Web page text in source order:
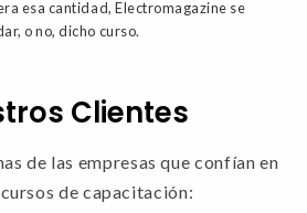
esa cantidad, Electromagazine se
o no, dicho curso.
Clientes
de las empresas que confían en
de capacitación: